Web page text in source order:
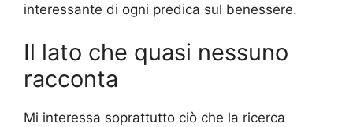
interessante di ogni predica sul benessere.
Il lato che quasi nessuno
racconta
Mi interessa soprattutto ciò che la ricerca